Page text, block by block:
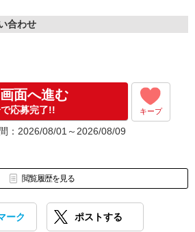
合わせ
面へ進む
応募完了!! キープ
：2026/08/01～2026/08/09
閲覧履歴を見る
ーク ポストする